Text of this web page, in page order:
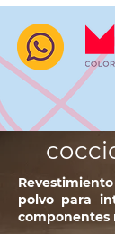
polvo para
componentes